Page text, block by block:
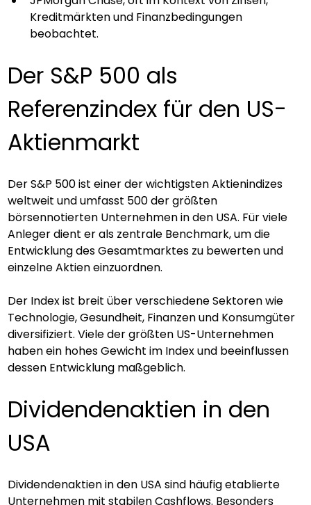
Kreditmärkten und Finanzbedingungen
beobachtet.
Der S&P 500 als
Referenzindex für den US-
Aktienmarkt
Der S&P 500 ist einer der wichtigsten Aktienindizes
weltweit und umfasst 500 der größten
börsennotierten Unternehmen in den USA. Für viele
Anleger dient er als zentrale Benchmark, um die
Entwicklung des Gesamtmarktes zu bewerten und
einzelne Aktien einzuordnen.
Der Index ist breit über verschiedene Sektoren wie
Technologie, Gesundheit, Finanzen und Konsumgüter
diversifiziert. Viele der größten US-Unternehmen
haben ein hohes Gewicht im Index und beeinflussen
dessen Entwicklung maßgeblich.
Dividendenaktien in den
USA
Dividendenaktien in den USA sind häufig etablierte
Unternehmen mit stabilen Cashflows. Besonders